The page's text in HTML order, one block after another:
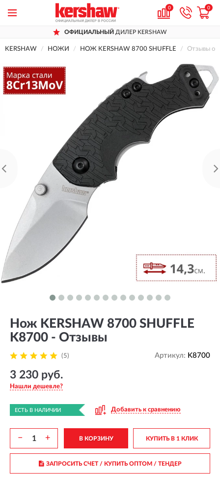
0 0
ОФИЦИАЛЬНЫЙ ДИЛЕР KERSHAW
KERSHAW НОЖИ НОЖ KERSHAW 8700 SHUFFLE Отзывы о
Нож KERSHAW 8700 SHUFFLE
K8700 - Отзывы
(5) Артикул: K8700
3 230 руб.
Нашли дешевле?
ЕСТЬ В НАЛИЧИИ Добавить к сравнению
− + В КОРЗИНУ КУПИТЬ В 1 КЛИК
ЗАПРОСИТЬ СЧЕТ / КУПИТЬ ОПТОМ/ ТЕНДЕР